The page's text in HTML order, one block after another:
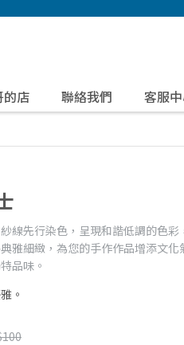
的店 聯絡我們 客服
線先行染色，呈現和諧低調的色
雅細緻，為您的手作作品增添文
品味。
。